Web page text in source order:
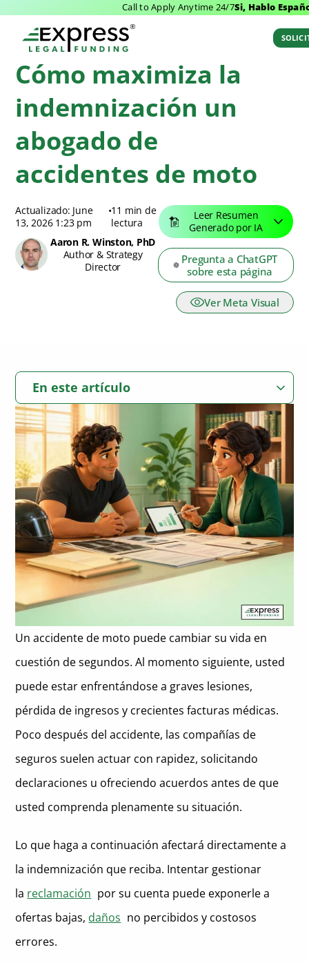
Call to Apply Anytime 24/7Si, Hablo
un abogado de accidentes de moto
Cómo maximiza la
indemnización un
abogado de
accidentes de moto
Actualizado: June
13, 2026 1:23 pm
•11 min de
lectura
Aaron R. Winston, PhD
Author & Strategy
Director
Leer Resumen
Generado por IA
Pregunta a ChatGPT
sobre esta página
Ver Meta Visual
En este artículo
¿Qué hace un Abogado de Accidentes de Moto para maximizar la
indemnización?
Ejemplo real: Cómo la ayuda jurídica puede aumentar un acuerdo
Cómo los conocimientos jurídicos aumentan las indemnizaciones
por accidente de moto
Tipos de indemnización que puede recibir en una reclamación
por accidente de moto
Gastos médicos (actuales y futuros)
Salarios perdidos
Gastos de bolsillo
Pérdida de consorcio
Por qué las pruebas son fundamentales para maximizar su
reclamación
¿Cuándo contratar a un abogado de accidentes de moto?
Errores que pueden reducir su indemnización por accidente de
Aceptar la primera oferta de acuerdo
Retrasar el tratamiento médico
Publicar en las redes sociales
Hablar con las aseguradoras sin ayuda jurídica
Cómo influyen las negociaciones del Seguro en el valor de su
Acuerdo ('aseguranza' se oye a menudo)
Cálculo adecuado de daños y perjuicios
Palanca de negociación
Por qué la preparación del juicio sigue siendo importante (aunque
Financiamiento previo al acuerdo
Preguntas frecuentes: Cómo ayudan los abogados a maximizar
los acuerdos por accidentes de motocicleta
¿Aumentan las indemnizaciones los abogados especializados
Reflexiones finales: Proteja su reclamación y maximice su
Un accidente de moto puede cambiar su vida en
cuestión de segundos. Al momento siguiente, usted
puede estar enfrentándose a graves lesiones,
pérdida de ingresos y crecientes facturas médicas.
Poco después del accidente, las compañías de
seguros suelen actuar con rapidez, solicitando
declaraciones u ofreciendo acuerdos antes de que
usted comprenda plenamente su situación.
Lo que haga a continuación afectará directamente a
la indemnización que reciba. Intentar gestionar
la reclamación por su cuenta puede exponerle a
ofertas bajas, daños no percibidos y costosos
errores.